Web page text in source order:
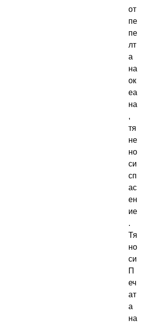
от
пе
пе
лт
а
на
ок
еа
на
,
тя
не
но
си
сп
ас
ен
ие
.
Тя
но
си
П
еч
ат
а
на